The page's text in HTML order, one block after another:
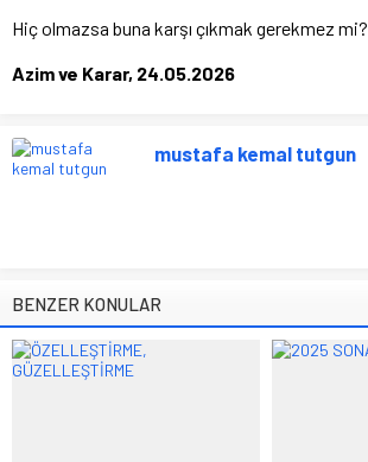
Hiç olmazsa buna karşı çıkmak gerekmez mi?
Azim ve Karar, 24.05.2026
mustafa kemal tutgun
BENZER KONULAR